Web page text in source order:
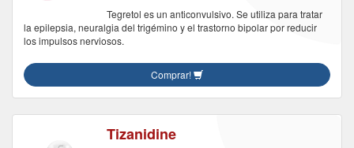
Tegretol es un anticonvulsivo. Se utiliza para tratar
la epilepsia, neuralgia del trigémino y el trastorno bipolar por reducir
los impulsos nerviosos.
Comprar!
Tizanidine